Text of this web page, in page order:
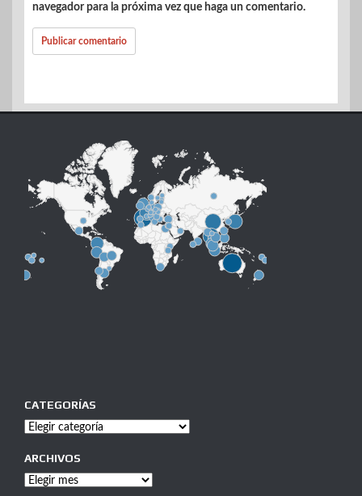
navegador para la próxima vez que haga un comentario.
CATEGORÍAS
Categorías
ARCHIVOS
Archivos